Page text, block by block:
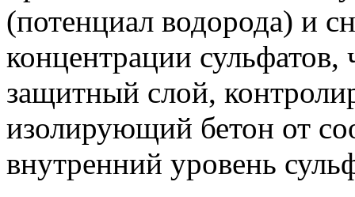
(потенциал водорода) и
концентрации сульфатов,
защитный слой,
изолирующий бетон от
внутренний уровень